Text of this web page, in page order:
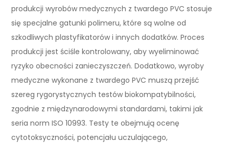
produkcji wyrobów medycznych z twardego PVC stosuje
się specjalne gatunki polimeru, które są wolne od
szkodliwych plastyfikatorów i innych dodatków. Proces
produkcji jest ściśle kontrolowany, aby wyeliminować
ryzyko obecności zanieczyszczeń. Dodatkowo, wyroby
medyczne wykonane z twardego PVC muszą przejść
szereg rygorystycznych testów biokompatybilności,
zgodnie z międzynarodowymi standardami, takimi jak
seria norm ISO 10993. Testy te obejmują ocenę
cytotoksyczności, potencjału uczulającego,